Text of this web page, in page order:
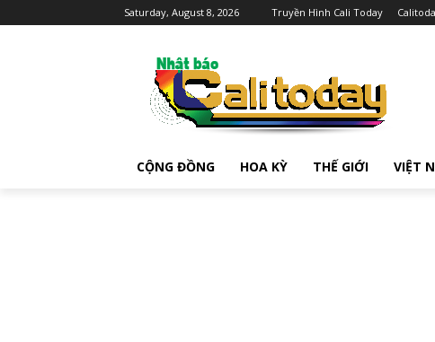
Saturday, August 8, 2026 Truyền Hình Cali Today
CỘNG ĐỒNG HOA KỲ THẾ GIỚI VIỆT